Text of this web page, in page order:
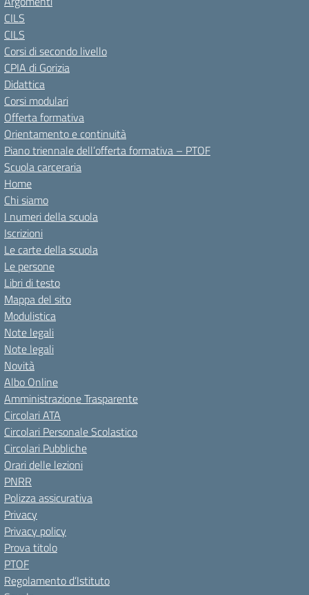
CILS
CILS
Corsi di secondo livello
CPIA di Gorizia
Didattica
Corsi modulari
Offerta formativa
Orientamento e continuità
Piano triennale dell’offerta formativa – PTOF
Scuola carceraria
Home
Chi siamo
I numeri della scuola
Iscrizioni
Le carte della scuola
Le persone
Libri di testo
Mappa del sito
Modulistica
Note legali
Note legali
Novità
Albo Online
Amministrazione Trasparente
Circolari ATA
Circolari Personale Scolastico
Circolari Pubbliche
Orari delle lezioni
PNRR
Polizza assicurativa
Privacy
Privacy policy
Prova titolo
PTOF
Regolamento d’Istituto